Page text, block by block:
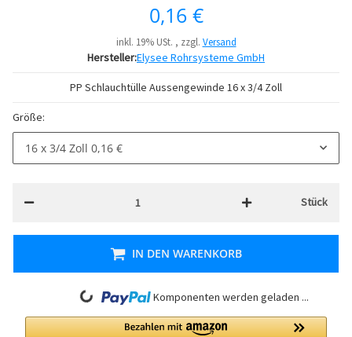
0,16 €
inkl. 19% USt. , zzgl. Versand
Hersteller:Elysee Rohrsysteme GmbH
PP Schlauchtülle Aussengewinde 16 x 3/4 Zoll
Größe:
16 x 3/4 Zoll 0,16 €
Stück
IN DEN WARENKORB
Loading... Komponenten werden geladen ...